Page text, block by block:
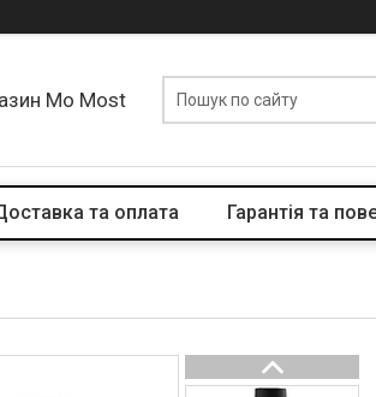
Mo Most
та оплата Гарантія та